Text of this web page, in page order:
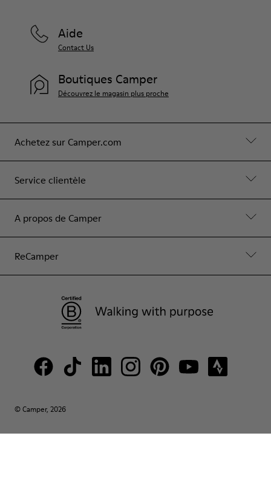
Achetez sur Camper.com
Service clientèle
A propos de Camper
ReCamper
Aide
Contact Us
Boutiques Camper
Découvrez le magasin plus proche
© Camper, 2026